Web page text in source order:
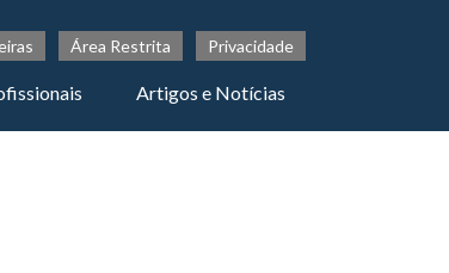
Área Restrita Privacidade
Artigos e Notícias